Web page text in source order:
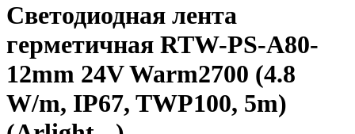
Светодиодная лента
герметичная RTW-PS-A80-
12mm 24V Warm2700 (4.8
W/m, IP67, TWP100, 5m)